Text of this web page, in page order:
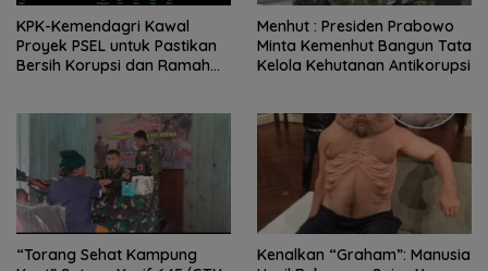
KPK-Kemendagri Kawal
Proyek PSEL untuk Pastikan
Bersih Korupsi dan Ramah
Menhut : Presiden Prabowo
Minta Kemenhut Bangun Tata
Kelola Kehutanan Antikorupsi
“Torang Sehat Kampung
Kenalkan “Graham”: Manusia